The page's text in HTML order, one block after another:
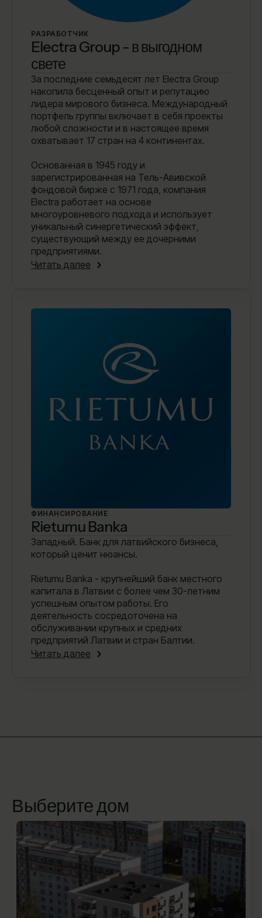
РАЗРАБОТЧИК
Electra Group - в выгодном
свете
За последние семьдесят лет Electra Group
накопила бесценный опыт и репутацию
лидера мирового бизнеса. Международный
портфель группы включает в себя проекты
любой сложности и в настоящее время
охватывает 17 стран на 4 континентах.
Основанная в 1945 году и
зарегистрированная на Тель-Авивской
фондовой бирже с 1971 года, компания
Electra работает на основе
многоуровневого подхода и использует
уникальный синергетический эффект,
существующий между ее дочерними
предприятиями.
Читать далее
ФИНАНСИРОВАНИЕ
Rietumu Banka
Западный. Банк для латвийского бизнеса,
который ценит нюансы.
Rietumu Banka - крупнейший банк местного
капитала в Латвии с более чем 30-летним
успешным опытом работы. Его
деятельность сосредоточена на
обслуживании крупных и средних
предприятий Латвии и стран Балтии.
Читать далее
Выберите дом